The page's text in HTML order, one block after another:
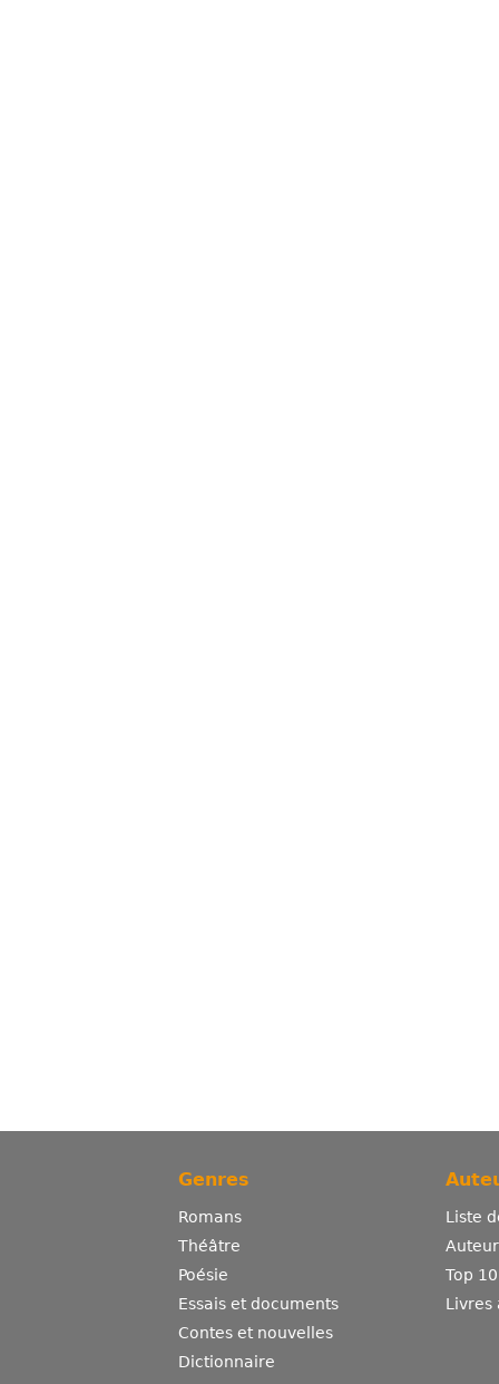
Genres
Romans
Théâtre
Poésie
Essais et documents
Contes et nouvelles
Dictionnaire
Liste
Top
Livres